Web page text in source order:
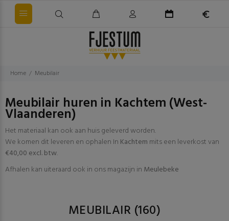
Home Meubilair
Meubilair huren in Kachtem (West-
Vlaanderen)
Het materiaal kan ook aan huis geleverd worden.
We komen dit leveren en ophalen In Kachtem mits een leverkost van
€40,00 excl. btw.
Afhalen kan uiteraard ook in ons magazijn in Meulebeke
MEUBILAIR (160)